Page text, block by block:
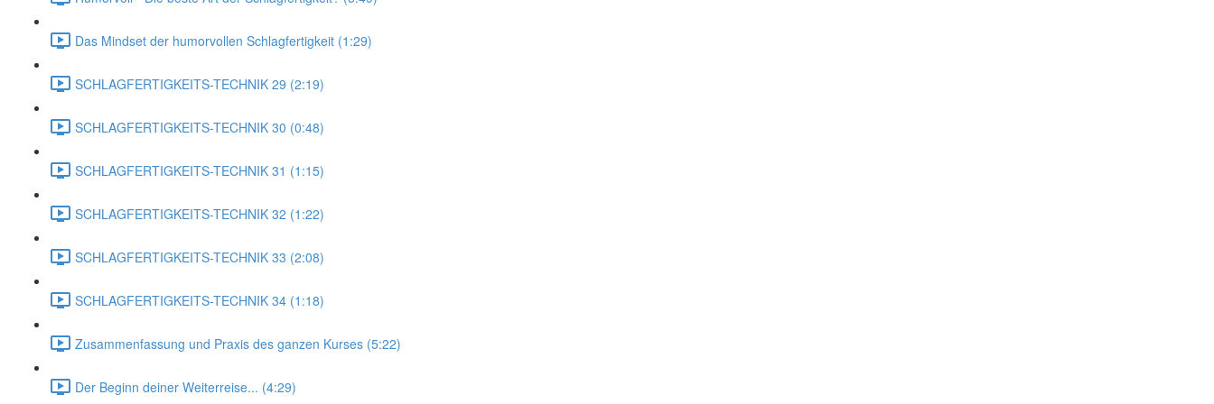
Das Mindset der humorvollen Schlagfertigkeit (1:29)
SCHLAGFERTIGKEITS-TECHNIK 29 (2:19)
SCHLAGFERTIGKEITS-TECHNIK 30 (0:48)
SCHLAGFERTIGKEITS-TECHNIK 31 (1:15)
SCHLAGFERTIGKEITS-TECHNIK 32 (1:22)
SCHLAGFERTIGKEITS-TECHNIK 33 (2:08)
SCHLAGFERTIGKEITS-TECHNIK 34 (1:18)
Zusammenfassung und Praxis des ganzen Kurses (5:22)
Der Beginn deiner Weiterreise... (4:29)